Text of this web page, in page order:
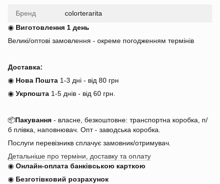
Бренд
colorterarita
◉ Виготовлення 1 день
Великі/оптові замовлення - окреме погодженням термінів
Доставка:
◉ Нова Пошта 1-3 дні - від 80 грн
◉ Укрпошта 1-5 днів - від 60 грн.
📦Пакування - власне, безкоштовне: транспортна коробка, п/
б плівка, наповнювач. Опт - заводська коробка.
Послуги перевізникв сплачує замовник/отримувач.
Детальніше про терміни, доставку та оплату
◉ Онлайн-оплата банківською карткою
◉ Безготівковий розрахунок